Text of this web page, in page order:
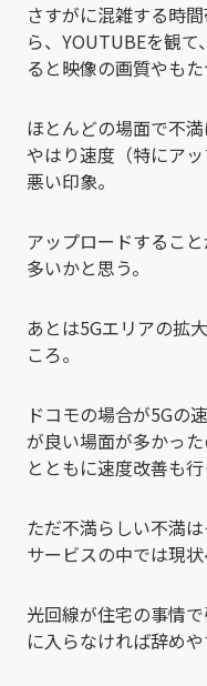
さすがに混雑する時
ら、YOUTUBEを観
ると映像の画質やも
ほとんどの場面で不
やはり速度（特にア
悪い印象。
アップロードするこ
多いかと思う。
あとは5Gエリアの拡
ころ。
ドコモの場合が5Gの
が良い場面が多かっ
とともに速度改善も行
ただ不満らしい不満
サービスの中では現
光回線が住宅の事情
に入らなければ辞め